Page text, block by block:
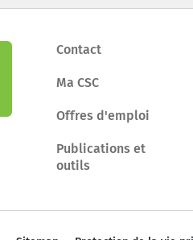
Contact
Ma CSC
Offres d'emploi
Publications et
outils